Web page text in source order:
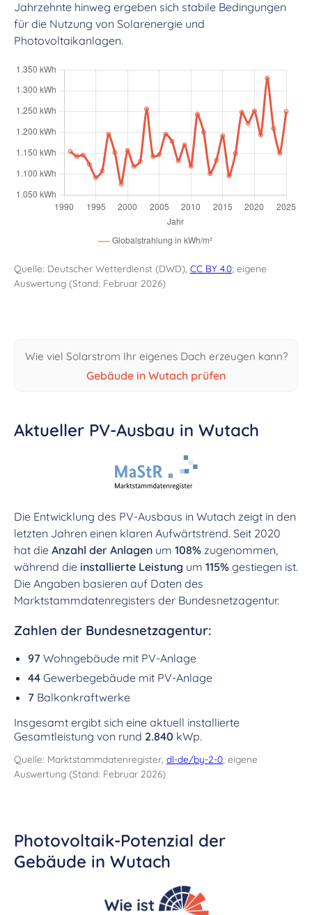
Jahrzehnte hinweg ergeben sich stabile Bedingungen
für die Nutzung von Solarenergie und
Photovoltaikanlagen.
Quelle: Deutscher Wetterdienst (DWD), CC BY 4.0; eigene
Auswertung (Stand: Februar 2026)
Wie viel Solarstrom Ihr eigenes Dach erzeugen kann?
Gebäude in Wutach prüfen
Aktueller PV-Ausbau in Wutach
Die Entwicklung des PV-Ausbaus in Wutach zeigt in den
letzten Jahren einen klaren Aufwärtstrend. Seit 2020
hat die Anzahl der Anlagen um 108% zugenommen,
während die installierte Leistung um 115% gestiegen ist.
Die Angaben basieren auf Daten des
Marktstammdatenregisters der Bundesnetzagentur.
Zahlen der Bundesnetzagentur:
97 Wohngebäude mit PV-Anlage
44 Gewerbegebäude mit PV-Anlage
7 Balkonkraftwerke
Insgesamt ergibt sich eine aktuell installierte
Gesamtleistung von rund 2.840 kWp.
Quelle: Marktstammdatenregister, dl-de/by-2-0; eigene
Auswertung (Stand: Februar 2026)
Photovoltaik-Potenzial der
Gebäude in Wutach